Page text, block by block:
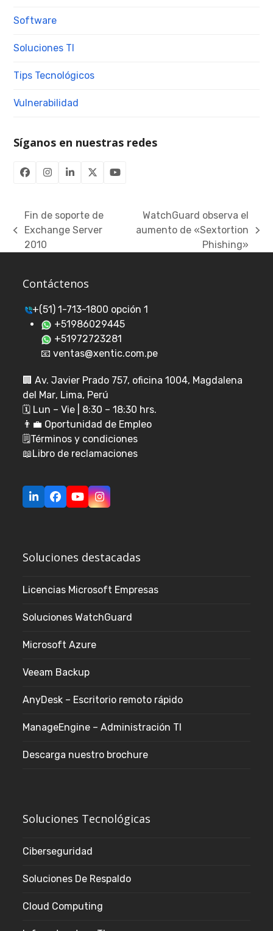
Software
Soluciones TI
Tips Tecnológicos
Vulnerabilidad
Síganos en nuestras redes
FacebookInstagram
LinkedInTwitterYouTube
previous
post:
Fin de soporte de
Exchange Server
2010
next
post:
WatchGuard observa el
aumento de «Sextortion
Phishing»
Contáctenos
+(51) 1-713-1800 opción 1
+51986029445
+51972723281
📧 ventas@xentic.com.pe
🏢Av. Javier Prado 757, oficina 1004, Magdalena
del Mar, Lima, Perú
🗓️ Lun – Vie | 8:30 – 18:30 hrs.
👨‍💼 Oportunidad de Empleo
🗒️Términos y condiciones
📖 Libro de reclamaciones
LinkedInFacebook
YouTubeInstagram
Soluciones destacadas
Licencias Microsoft Empresas
Soluciones WatchGuard
Microsoft Azure
Veeam Backup
AnyDesk – Escritorio remoto rápido
ManageEngine – Administración TI
Descarga nuestro brochure
Soluciones Tecnológicas
Ciberseguridad
Soluciones De Respaldo
Cloud Computing